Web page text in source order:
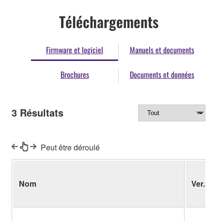
Téléchargements
Firmware et logiciel Manuels et documents
Brochures Documents et données
3 Résultats
Peut être déroulé
Nom Ver.